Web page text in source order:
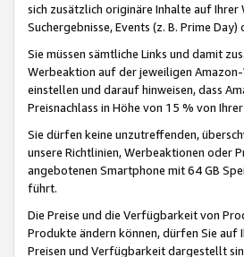
sich zusätzlich originäre Inhalte auf
Suchergebnisse, Events (z. B. Prime
Sie müssen sämtliche Links und damit
Werbeaktion auf der jeweiligen
einstellen und darauf hinweisen, dass
Preisnachlass in Höhe von 15 % von
Sie dürfen keine unzutreffenden,
unsere Richtlinien, Werbeaktionen oder
angebotenen Smartphone mit 64 GB
führt.
Die Preise und die Verfügbarkeit von
Produkte ändern können, dürfen Sie auf
Preisen und Verfügbarkeit dargestellt